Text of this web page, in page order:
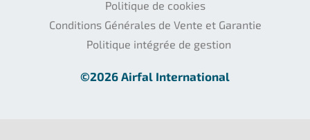
Politique de cookies
Conditions Générales de Vente et Garantie
Politique intégrée de gestion
©2026 Airfal International